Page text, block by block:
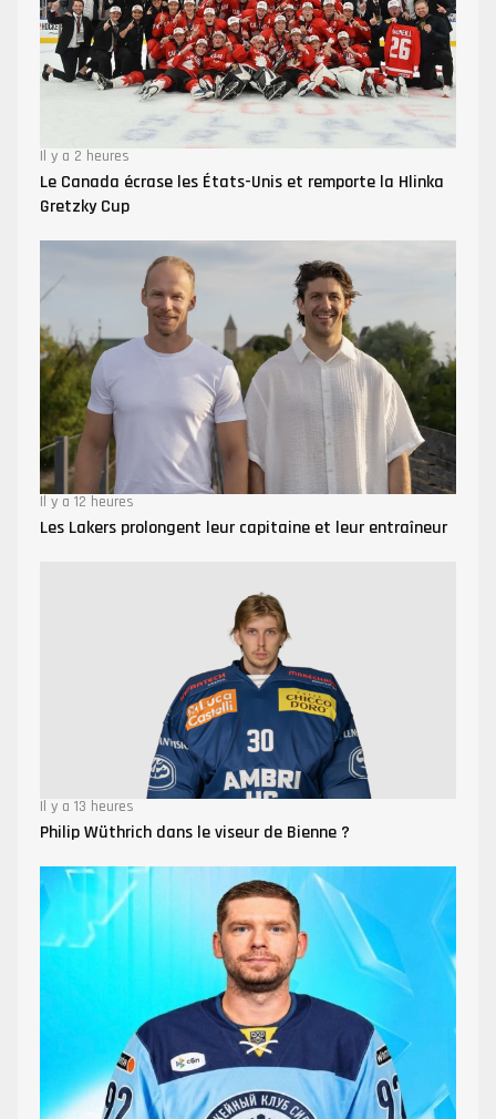
Il y a 2 heures
Le Canada écrase les États-Unis et remporte la Hlinka
Gretzky Cup
Il y a 12 heures
Les Lakers prolongent leur capitaine et leur entraîneur
Il y a 13 heures
Philip Wüthrich dans le viseur de Bienne ?